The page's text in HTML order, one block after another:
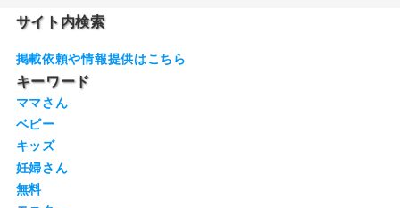
サイト内検索
掲載依頼や情報提供はこちら
キーワード
ママさん
ベビー
キッズ
妊婦さん
無料